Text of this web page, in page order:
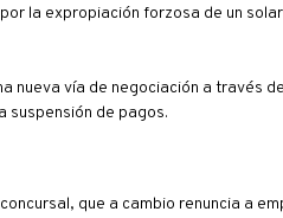
la expropiación forzosa de un
nueva vía de negociación a través
suspensión de pagos.
que a cambio renuncia a